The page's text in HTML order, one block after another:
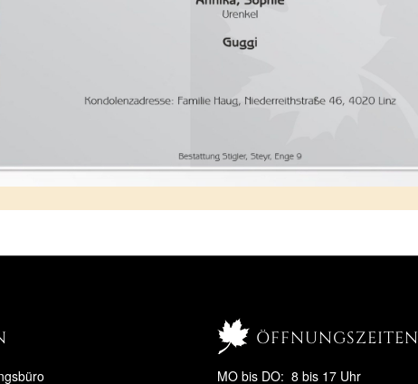
öffnungszeiten
MO bis DO: 8 bis 17 Uhr